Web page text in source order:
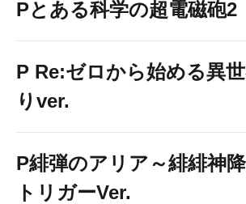
Pとある科学の超電磁砲2
P Re:ゼロから始める異
りver.
P緋弾のアリア～緋緋神
トリガーVer.